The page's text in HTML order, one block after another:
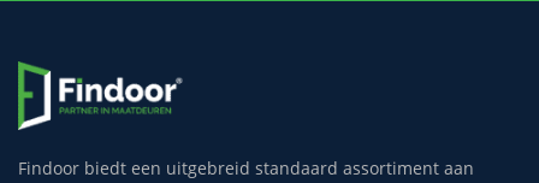
Findoor biedt een uitgebreid standaard assortiment aan